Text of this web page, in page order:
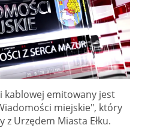
kablowej emitowany jest
miejskie", który
z Urzędem Miasta Ełku.